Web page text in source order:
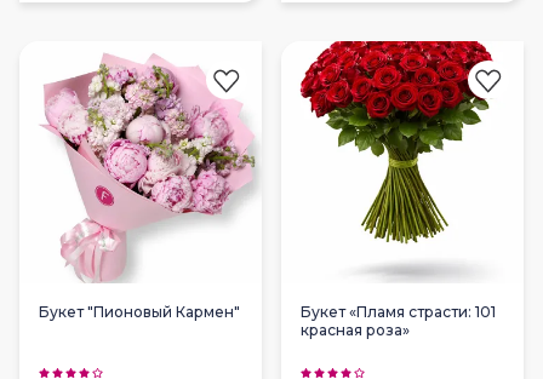
Букет "Пионовый Кармен"
Букет «Пламя страсти: 101
красная роза»